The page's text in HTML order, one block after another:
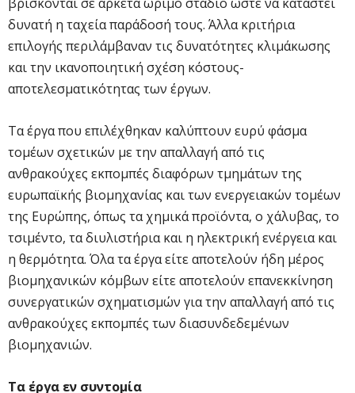
δυνατή η ταχεία παράδοσή τους. Άλλα κριτήρια
επιλογής περιλάμβαναν τις δυνατότητες κλιμάκωσης
και την ικανοποιητική σχέση κόστους-
αποτελεσματικότητας των έργων.
Τα έργα που επιλέχθηκαν καλύπτουν ευρύ φάσμα
τομέων σχετικών με την απαλλαγή από τις
ανθρακούχες εκπομπές διαφόρων τμημάτων της
ευρωπαϊκής βιομηχανίας και των ενεργειακών τομέων
της Ευρώπης, όπως τα χημικά προϊόντα, ο χάλυβας, το
τσιμέντο, τα διυλιστήρια και η ηλεκτρική ενέργεια και
η θερμότητα. Όλα τα έργα είτε αποτελούν ήδη μέρος
βιομηχανικών κόμβων είτε αποτελούν επανεκκίνηση
συνεργατικών σχηματισμών για την απαλλαγή από τις
ανθρακούχες εκπομπές των διασυνδεδεμένων
βιομηχανιών.
Τα έργα εν συντομία